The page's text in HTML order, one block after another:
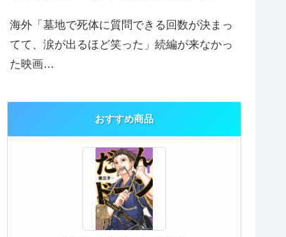
海外「墓地で死体に質問できる回数が決まっ
てて、涙が出るほど笑った」続編が来なかっ
た映画…
おすすめ商品